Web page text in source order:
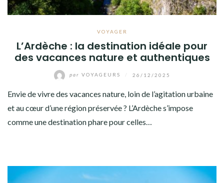
VOYAGER
L’Ardèche : la destination idéale pour
des vacances nature et authentiques
par VOYAGEURS 26/12/2025
Envie de vivre des vacances nature, loin de l’agitation urbaine
et au cœur d’une région préservée ? L’Ardèche s’impose
comme une destination phare pour celles…